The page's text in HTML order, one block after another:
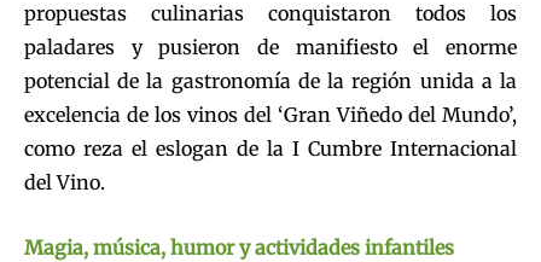
propuestas culinarias conquistaron todos los
paladares y pusieron de manifiesto el enorme
potencial de la gastronomía de la región unida a la
excelencia de los vinos del ‘Gran Viñedo del Mundo’,
como reza el eslogan de la I Cumbre Internacional
del Vino.
Magia, música, humor y actividades infantiles